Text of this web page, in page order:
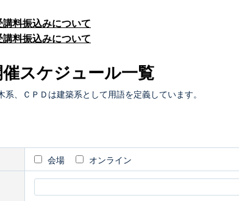
料振込みについて
料振込みについて
スケジュール一覧
、ＣＰＤは建築系として用語を定義しています。
会場 オンライン